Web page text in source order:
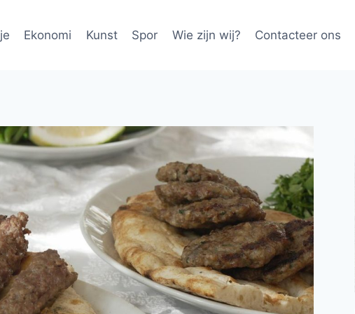
Ekonomi Kunst Spor Wie zijn wij? Contacteer ons